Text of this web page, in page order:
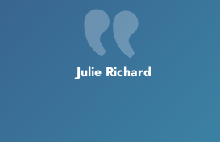
Julie Richard